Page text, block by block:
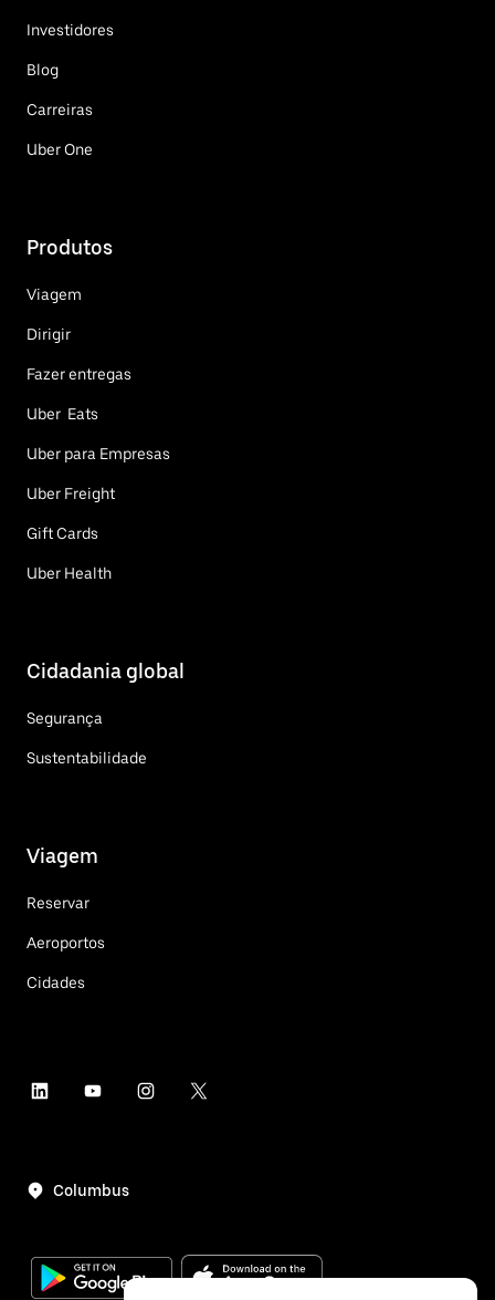
Investidores
Blog
Carreiras
Uber One
Produtos
Viagem
Dirigir
Fazer entregas
Uber Eats
Uber para Empresas
Uber Freight
Gift Cards
Uber Health
Cidadania global
Segurança
Sustentabilidade
Viagem
Reservar
Aeroportos
Cidades
Columbus